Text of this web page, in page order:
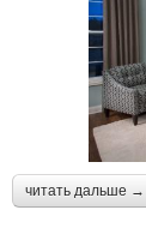
читать дальше →